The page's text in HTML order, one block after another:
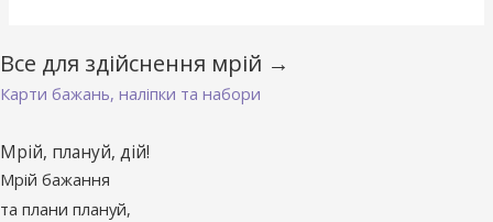
Все для здійснення мрій →
Карти бажань, наліпки та набори
Мрій, плануй, дій!
Мрій бажання
та плани плануй,